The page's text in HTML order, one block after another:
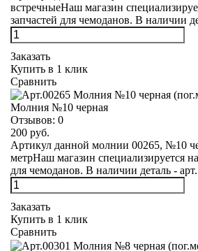
встречныеНаш магазин
запчастей для чемоданов. В наличии
Заказать
Купить в 1 клик
Сравнить
Молния №10 черная
Отзывов: 0
200 руб.
Артикул данной молнии 00265, №10
метрНаш магазин специализируется
для чемоданов. В наличии деталь -
Заказать
Купить в 1 клик
Сравнить